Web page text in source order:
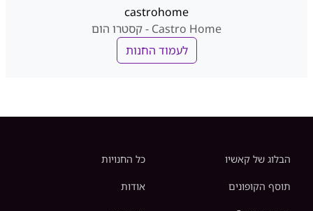
castrohome
Castro Home - קסטרו הום
לעמוד החנות
הבלוג של קאשיו כל החנויות
תוסף הקופונים אודות